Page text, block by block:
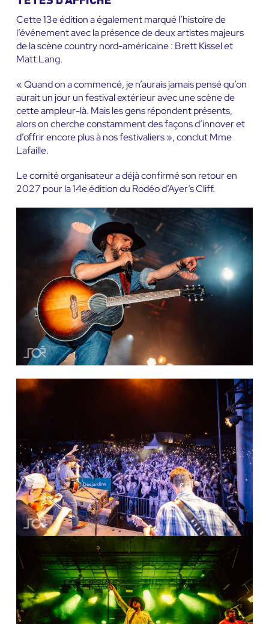
Cette 13e édition a également marqué l’histoire de
l’événement avec la présence de deux artistes majeurs
de la scène country nord-américaine : Brett Kissel et
Matt Lang.
« Quand on a commencé, je n’aurais jamais pensé qu’on
aurait un jour un festival extérieur avec une scène de
cette ampleur-là. Mais les gens répondent présents,
alors on cherche constamment des façons d’innover et
d’offrir encore plus à nos festivaliers », conclut Mme
Lafaille.
Le comité organisateur a déjà confirmé son retour en
2027 pour la 14e édition du Rodéo d’Ayer’s Cliff.